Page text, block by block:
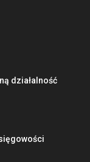
działalność